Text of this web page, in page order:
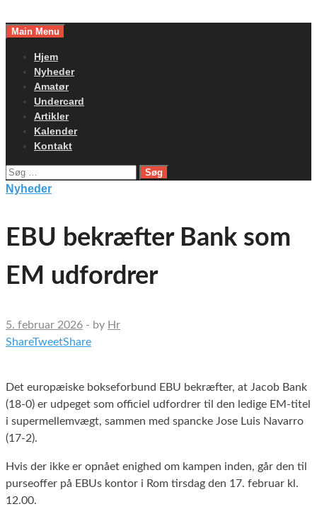
toMain Menu
Hjem
Nyheder
Amatør
Undercard
Artikler
Kalender
Kontakt
Søg
efter:
Nyheder
EBU bekræfter Bank som
EM udfordrer
5. februar 2026 - by Hr
ShareTweetShare
Det europæiske bokseforbund EBU bekræfter, at Jacob Bank
(18-0) er udpeget som officiel udfordrer til den ledige EM-titel
i supermellemvægt, sammen med spancke Jose Luis Navarro
(17-2).
Hvis der ikke er opnået enighed om kampen inden, går den til
purseoffer på EBUs kontor i Rom tirsdag den 17. februar kl.
12.00.